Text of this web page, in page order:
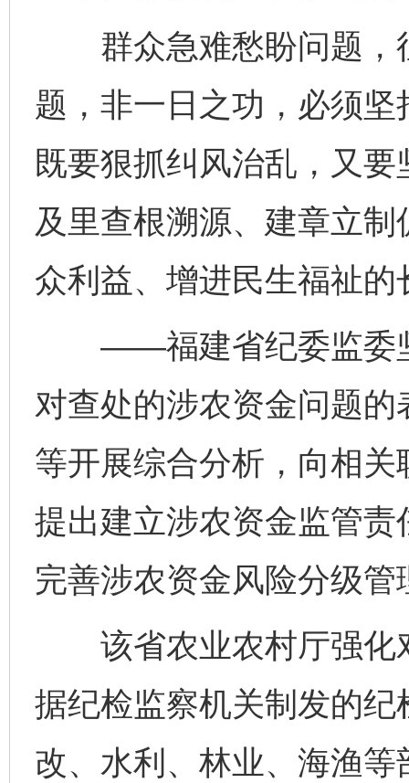
群众急难愁盼问题，
题，非一日之功，必须坚
既要狠抓纠风治乱，又
及里查根溯源、建章立
众利益、增进民生福祉的
——福建省纪委监委坚
对查处的涉农资金问题
等开展综合分析，向相
提出建立涉农资金监管
完善涉农资金风险分级
该省农业农村厅强化
据纪检监察机关制发的
改、水利、林业、海渔